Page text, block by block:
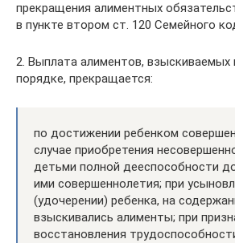
прекращения алиментных
в пункте втором ст. 120 Семейного
2. Выплата алиментов, взыскиваемых
порядке, прекращается:
по достижении ребенком
случае приобретения
детьми полной дееспособности
ими совершеннолетия; при
(удочерении) ребенка, на
взыскивались алименты; при
восстановления